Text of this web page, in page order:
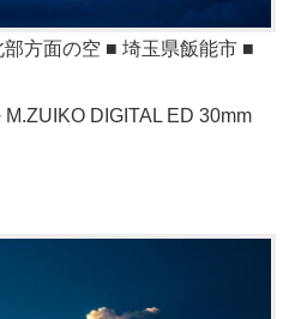
方面の空 ■ 埼玉県飯能市 ■
DIGITAL ED 30mm